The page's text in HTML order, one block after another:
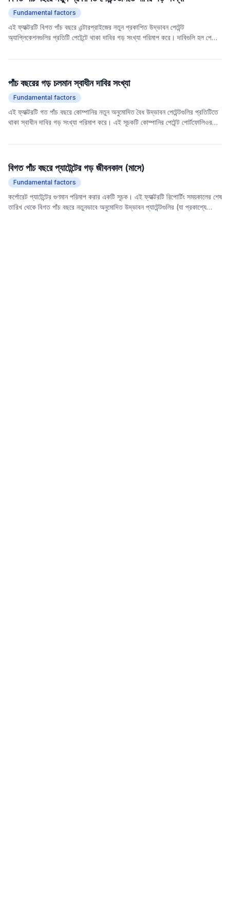
Fundamental factors
এই ফ্যাক্টরটি বিগত পাঁচ বছরে এন্টারপ্রাইজের নতুন প্রকাশিত উদ্ভাবন পেটেন্ট
অ্যাপ্লিকেশনগুলির প্রতিটি পেটেন্টে থাকা দাবির গড় সংখ্যা পরিমাপ করে। দাবিগুলি হল পেটেন্ট
জটিলতা, উদ্ভাবনের বিস্তৃতি এবং সম্ভাব্য বাজার মূল্যকে প্রতিফলিত করে। সাধারণভাবে
বিস্তৃত এবং সম্ভাব্য বাণিজ্যিক মূল্য এবং আইনি সুরক্ষা তত বেশি। এই ফ্যাক্টরটি
এন্টারপ্রাইজের
প্রযুক্তিগত উদ্ভাবন ক্ষমতা এবং পেটেন্টের গুণমান মূল্যায়ন করতে ব্যবহার করা
যেতে পারে।
পাঁচ বছরের গড় চলমান স্বাধীন দাবির সংখ্যা
Fundamental factors
এই ফ্যাক্টরটি গত পাঁচ বছরে কোম্পানির নতুন অনুমোদিত বৈধ উদ্ভাবন পেটেন্টগুলির প্রতিটিতে
থাকা স্বাধীন দাবির গড় সংখ্যা পরিমাপ করে। এই সূচকটি কোম্পানির পেটেন্ট পোর্টফোলিওর
জন্য একটি গুরুত্বপূর্ণ মাত্রা।
বিগত পাঁচ বছরে প্যাটেন্টের গড় জীবনকাল (মাসে)
Fundamental factors
কর্পোরেট প্যাটেন্টের গুণমান পরিমাপ করার একটি সূচক। এই ফ্যাক্টরটি রিপোর্টিং সময়কালের শেষ
তারিখ থেকে বিগত পাঁচ বছরে নতুনভাবে অনুমোদিত উদ্ভাবন প্যাটেন্টগুলির (যা প্রকাশ্যে